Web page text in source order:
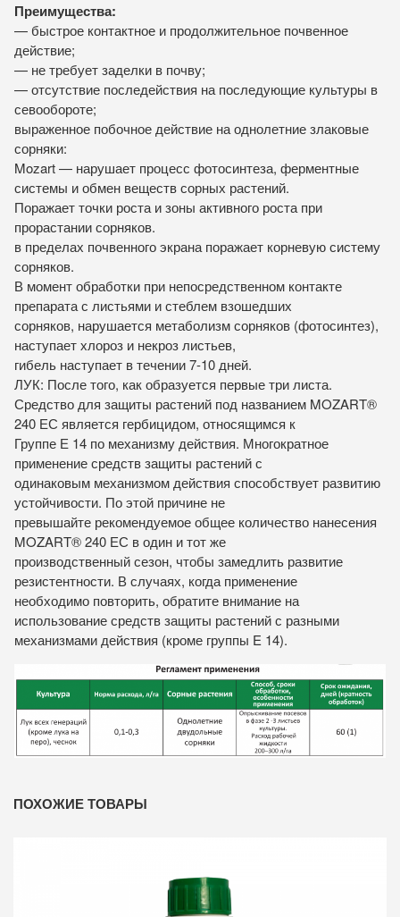
Преимущества:
— быстрое контактное и продолжительное почвенное
действие;
— не требует заделки в почву;
— отсутствие последействия на последующие культуры в
севообороте;
выраженное побочное действие на однолетние злаковые
сорняки:
Mozart — нарушает процесс фотосинтеза, ферментные
системы и обмен веществ сорных растений.
Поражает точки роста и зоны активного роста при
прорастании сорняков.
в пределах почвенного экрана поражает корневую систему
сорняков.
В момент обработки при непосредственном контакте
препарата с листьями и стеблем взошедших
сорняков, нарушается метаболизм сорняков (фотосинтез),
наступает хлороз и некроз листьев,
гибель наступает в течении 7-10 дней.
ЛУК: После того, как образуется первые три листа.
Средство для защиты растений под названием MOZART®
240 ЕС является гербицидом, относящимся к
Группе Е 14 по механизму действия. Многократное
применение средств защиты растений с
одинаковым механизмом действия способствует развитию
устойчивости. По этой причине не
превышайте рекомендуемое общее количество нанесения
MOZART® 240 ЕС в один и тот же
производственный сезон, чтобы замедлить развитие
резистентности. В случаях, когда применение
необходимо повторить, обратите внимание на
использование средств защиты растений с разными
механизмами действия (кроме группы E 14).
ПОХОЖИЕ ТОВАРЫ